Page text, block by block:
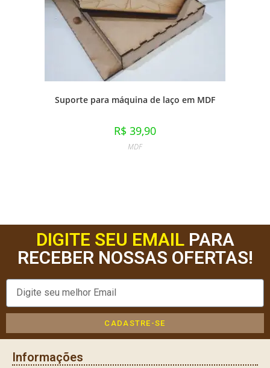
Suporte para máquina de laço em MDF
R$ 39,90
MDF
DIGITE SEU EMAILPARA
RECEBER NOSSAS OFERTAS!
CADASTRE-SE
Informações